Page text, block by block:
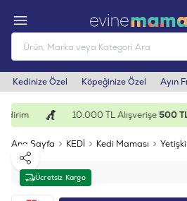
Kedinize Özel Köpeğinize Özel Ayın
10.000 TL Alışverişe500 TL
Ana Sayfa KEDİ Kedi Maması
Ücretsiz Kargo
Paylaş